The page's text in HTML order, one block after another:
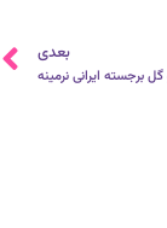
بعدی
ایرانی نرمینه